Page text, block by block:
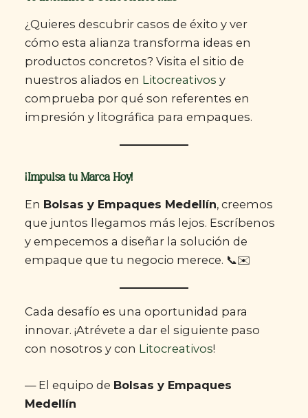
¿Quieres descubrir casos de éxito y ver
cómo esta alianza transforma ideas en
productos concretos? Visita el sitio de
nuestros aliados en Litocreativos y
comprueba por qué son referentes en
impresión y litográfica para empaques.
¡Impulsa tu Marca Hoy!
En Bolsas y Empaques Medellín, creemos
que juntos llegamos más lejos. Escríbenos
y empecemos a diseñar la solución de
empaque que tu negocio merece. 📞✉️
Cada desafío es una oportunidad para
innovar. ¡Atrévete a dar el siguiente paso
con nosotros y con Litocreativos!
— El equipo de Bolsas y Empaques
Medellín